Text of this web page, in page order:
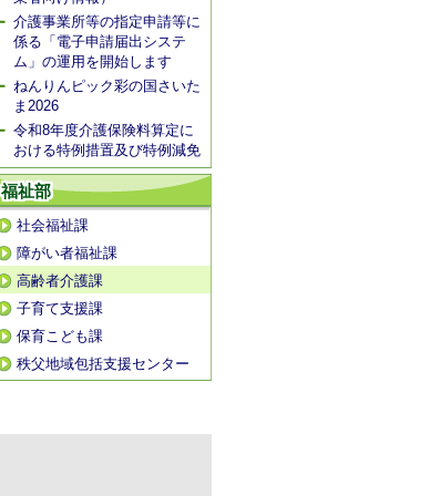
介護事業所等の指定申請等に
係る「電子申請届出システ
ム」の運用を開始します
ねんりんピック彩の国さいた
ま2026
令和8年度介護保険料算定に
おける特例措置及び特例減免
福祉部
社会福祉課
障がい者福祉課
高齢者介護課
子育て支援課
保育こども課
秩父地域包括支援センター